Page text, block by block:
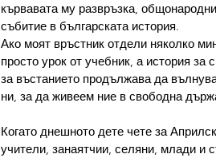
кървавата му развръзка,
събитие в българската история.
Ако моят връстник отдели няколко
просто урок от учебник, а история
за въстанието продължава да
ни, за да живеем ние в свободна
Когато днешното дете чете за
учители, занаятчии, селяни, млади и